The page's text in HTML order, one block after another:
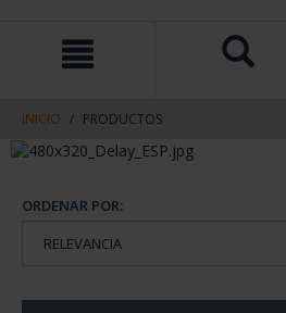
contenido
navegacin
INICIO PRODUCTOS
ORDENAR POR: